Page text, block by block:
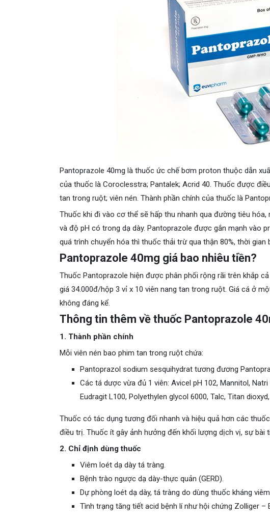
Pantoprazole 40mg là thuốc ức chế bơm proton thuộc dẫn
của thuốc là Coroclesstra; Pantalek; Acrid 40. Thuốc được
tan trong ruột; viên nén. Thành phần chính của thuốc là
Thuốc khi đi vào cơ thể sẽ hấp thu nhanh qua đường tiêu
và độ pH có trong dạ dày. Pantoprazole được gắn mạnh vào
quá trình chuyển hóa thì thuốc thải trừ qua thận 80%, thời
Pantoprazole 40mg giá bao nhiêu tiền?
Thuốc Pantoprazole hiện được phân phối rộng rãi trên khắp
giá 34.000đ/hộp 3 vỉ x 10 viên nang tan trong ruột. Giá cá ở
không đáng kể.
Thông tin thêm về thuốc Pantoprazole
1. Thành phần chính
Mỗi viên nén bao phim tan trong ruột chứa:
Pantoprazol sodium sesquihydrat tương đương
Các tá dược vừa đủ 1 viên: Avicel pH 102, Mannitol,
Eudragit L100, Polyethylen glycol 6000, Talc, Titan
Thuốc có tác dụng tương đối nhanh và hiệu quả hơn các
điều trị. Thuốc ít gây ảnh hưởng đến khối lượng dịch vị, sự bài
2. Chỉ định dùng thuốc
Viêm loét dạ dày tá tràng.
Bệnh trào ngược dạ dày-thực quản (GERD).
Dự phòng loét dạ dày, tá tràng do dùng thuốc kháng
Tình trạng tăng tiết acid bệnh lí như hội chứng Zolliger –